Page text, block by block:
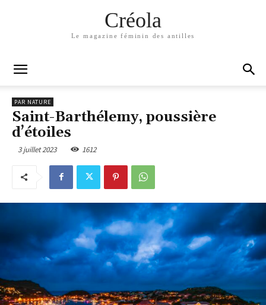
Créola
Le magazine féminin des antilles
PAR NATURE
Saint-Barthélemy, poussière
d’étoiles
3 juillet 2023 1612